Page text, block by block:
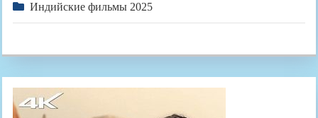
Индийские фильмы 2025